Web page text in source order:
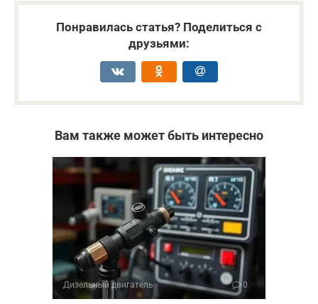
Понравилась статья? Поделиться с
друзьями:
Вам также может быть интересно
Дизельный двигатель 0